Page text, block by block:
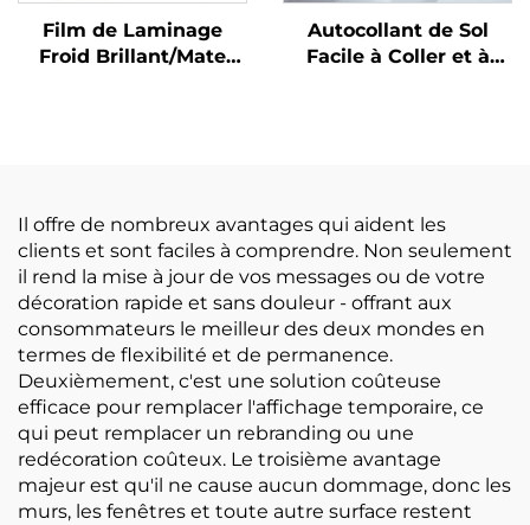
Film de Laminage
Froid Brillant/Mate
Autocollant de Sol
Facile à Coller et à
Il offre de nombreux avantages qui aident les
clients et sont faciles à comprendre. Non seulement
il rend la mise à jour de vos messages ou de votre
décoration rapide et sans douleur - offrant aux
consommateurs le meilleur des deux mondes en
termes de flexibilité et de permanence.
Deuxièmement, c'est une solution coûteuse
efficace pour remplacer l'affichage temporaire, ce
qui peut remplacer un rebranding ou une
redécoration coûteux. Le troisième avantage
majeur est qu'il ne cause aucun dommage, donc les
murs, les fenêtres et toute autre surface restent